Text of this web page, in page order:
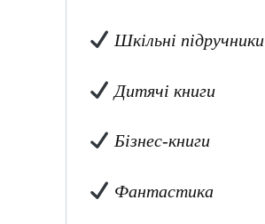
Шкільні підручники
Дитячі книги
Бізнес-книги
Фантастика